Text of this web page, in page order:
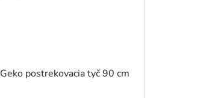
o
Geko postrekovacia tyč 90 cm